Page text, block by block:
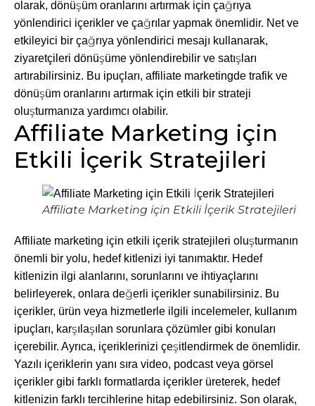
olarak, dönüşüm oranlarını artırmak için çağrıya
yönlendirici içerikler ve çağrılar yapmak önemlidir. Net ve
etkileyici bir çağrıya yönlendirici mesajı kullanarak,
ziyaretçileri dönüşüme yönlendirebilir ve satışları
artırabilirsiniz. Bu ipuçları, affiliate marketingde trafik ve
dönüşüm oranlarını artırmak için etkili bir strateji
oluşturmanıza yardımcı olabilir.
Affiliate Marketing için
Etkili İçerik Stratejileri
Affiliate Marketing için Etkili İçerik Stratejileri
Affiliate marketing için etkili içerik stratejileri oluşturmanın
önemli bir yolu, hedef kitlenizi iyi tanımaktır. Hedef
kitlenizin ilgi alanlarını, sorunlarını ve ihtiyaçlarını
belirleyerek, onlara değerli içerikler sunabilirsiniz. Bu
içerikler, ürün veya hizmetlerle ilgili incelemeler, kullanım
ipuçları, karşılaşılan sorunlara çözümler gibi konuları
içerebilir. Ayrıca, içeriklerinizi çeşitlendirmek de önemlidir.
Yazılı içeriklerin yanı sıra video, podcast veya görsel
içerikler gibi farklı formatlarda içerikler üreterek, hedef
kitlenizin farklı tercihlerine hitap edebilirsiniz. Son olarak,